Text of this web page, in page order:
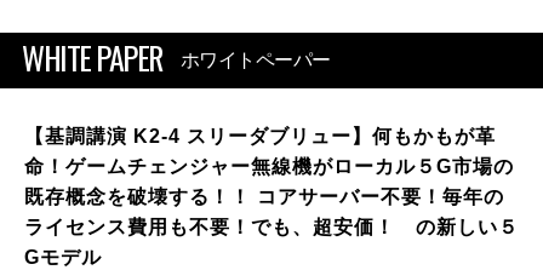
WHITE PAPER ホワイトペーパー
【基調講演 K2-4 スリーダブリュー】何もかもが革
命！ゲームチェンジャー無線機がローカル５G市場の
既存概念を破壊する！！ コアサーバー不要！毎年の
ライセンス費用も不要！でも、超安価！ の新しい５
Gモデル